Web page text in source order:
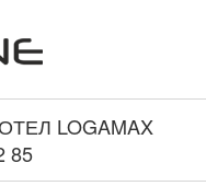
LOGAMAX
85